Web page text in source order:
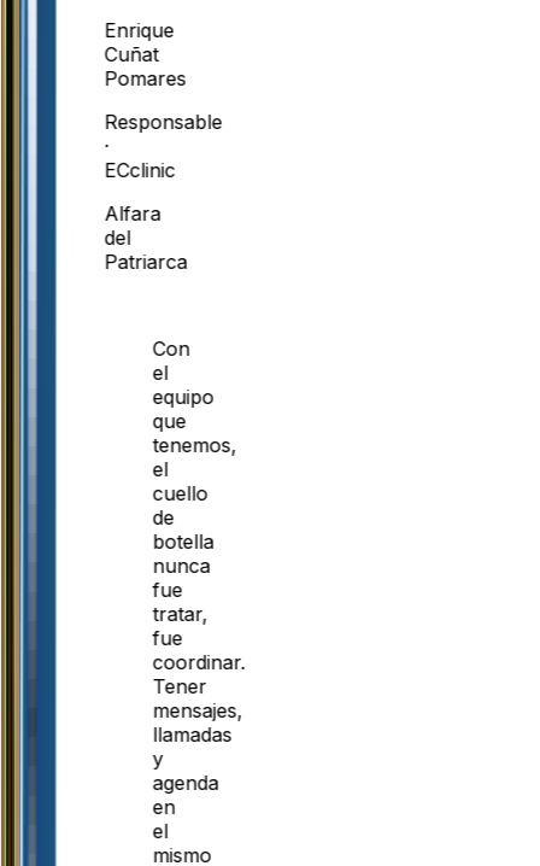
Enrique
Cuñat
Pomares
Responsable
·
ECclinic
Alfara
del
Patriarca
Con
el
equipo
que
tenemos,
el
cuello
de
botella
nunca
fue
tratar,
fue
coordinar.
Tener
mensajes,
llamadas
y
agenda
en
el
mismo